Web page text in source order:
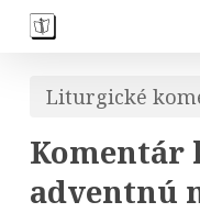
Skip
contentLiturgické
Komentár
adventnú